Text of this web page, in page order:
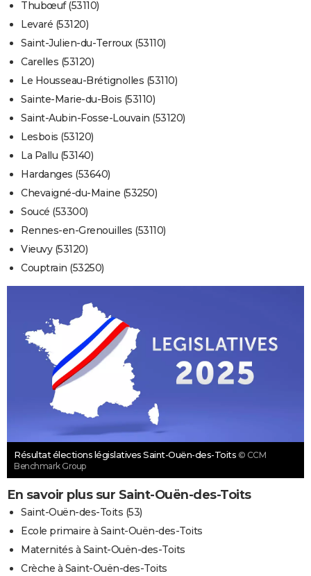
Thubœuf (53110)
Levaré (53120)
Saint-Julien-du-Terroux (53110)
Carelles (53120)
Le Housseau-Brétignolles (53110)
Sainte-Marie-du-Bois (53110)
Saint-Aubin-Fosse-Louvain (53120)
Lesbois (53120)
La Pallu (53140)
Hardanges (53640)
Chevaigné-du-Maine (53250)
Soucé (53300)
Rennes-en-Grenouilles (53110)
Vieuvy (53120)
Couptrain (53250)
Résultat élections législatives Saint-Ouën-des-Toits © CCM
Benchmark Group
En savoir plus sur Saint-Ouën-des-Toits
Saint-Ouën-des-Toits (53)
Ecole primaire à Saint-Ouën-des-Toits
Maternités à Saint-Ouën-des-Toits
Crèche à Saint-Ouën-des-Toits